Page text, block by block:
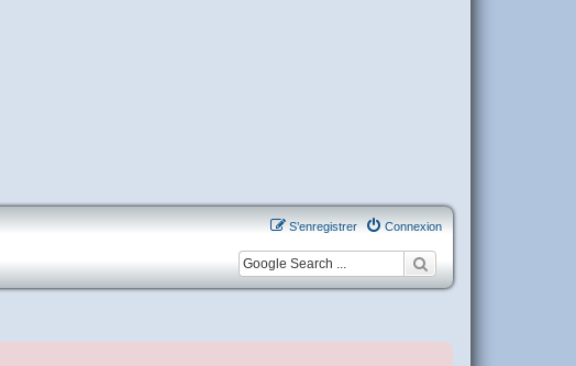
Connexion
S’enregistrer